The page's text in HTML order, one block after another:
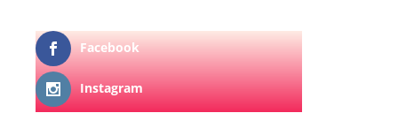
Facebook
Instagram